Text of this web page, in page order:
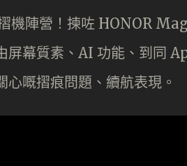
機陣營！揀咗 HONOR
屏幕質素、AI 功能、到同
嘅摺痕問題、續航表現。